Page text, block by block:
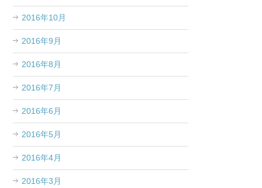
2016年10月
2016年9月
2016年8月
2016年7月
2016年6月
2016年5月
2016年4月
2016年3月